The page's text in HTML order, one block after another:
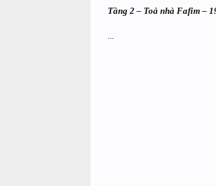
Tầng 2 – Toà nhà Fafim –